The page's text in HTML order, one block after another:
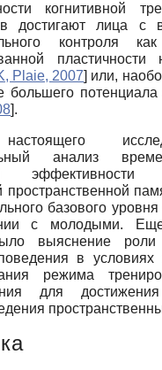
когнитивной
достигают лица с
контроля
пластичности
Plaie, 2007] или,
большего потенциала
].
анализ
эффективности
пространственной
базового
с молодыми.
выяснение роли
в условиях
режима
для